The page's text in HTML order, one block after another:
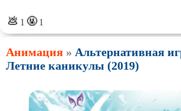
💩 1 🤬 1
Анимация » Альтернативная
Летние каникулы (2019)